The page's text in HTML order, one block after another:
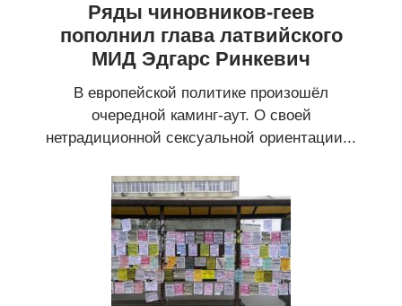
Ряды чиновников-геев
пополнил глава латвийского
МИД Эдгарс Ринкевич
В европейской политике произошёл
очередной каминг-аут. О своей
нетрадиционной сексуальной ориентации...